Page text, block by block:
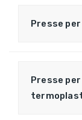
Presse
Presse